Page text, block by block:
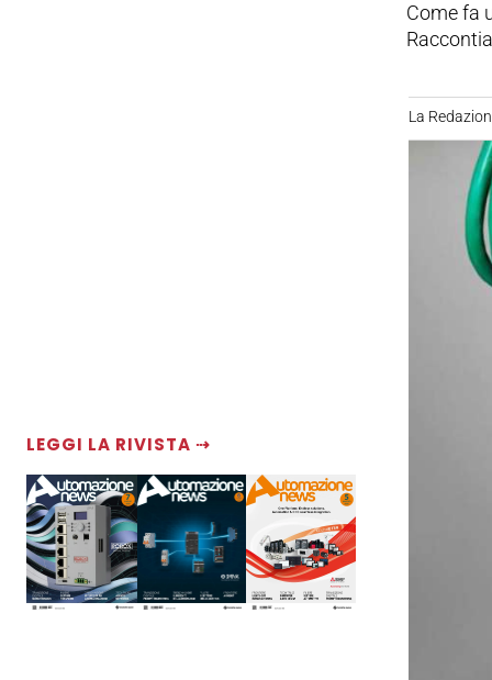
Come fa
LEGGI LA RIVISTA ⇢
La